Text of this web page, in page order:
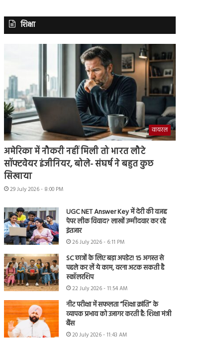
शिक्षा
वायरल
अमेरिका में नौकरी नहीं मिली तो भारत लौटे
सॉफ्टवेयर इंजीनियर, बोले- संघर्ष ने बहुत कुछ
सिखाया
29 July 2026 - 8:00 PM
UGC NET Answer Key में देरी की वजह
पेपर लीक विवाद? लाखों उम्मीदवार कर रहे
इंतजार
26 July 2026 - 6:11 PM
SC छात्रों के लिए बड़ा अपडेट! 15 अगस्त से
पहले कर लें ये काम, वरना अटक सकती है
स्कॉलरशिप
22 July 2026 - 11:54 AM
नीट परीक्षा में सफलता “शिक्षा क्रांति” के
व्यापक प्रभाव को उजागर करती है: शिक्षा मंत्री
बैंस
20 July 2026 - 11:43 AM